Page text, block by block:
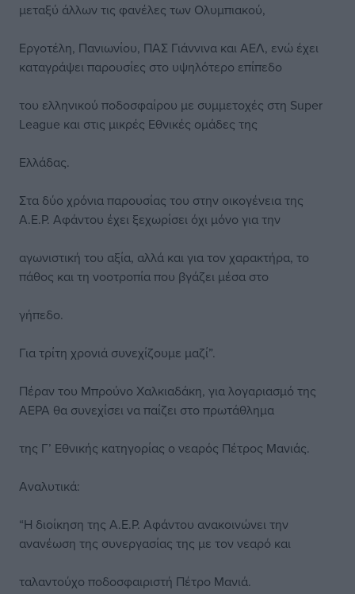
μεταξύ άλλων τις φανέλες των Ολυμπιακού,
Εργοτέλη, Πανιωνίου, ΠΑΣ Γιάννινα και ΑΕΛ, ενώ έχει
καταγράψει παρουσίες στο υψηλότερο επίπεδο
του ελληνικού ποδοσφαίρου με συμμετοχές στη Super
League και στις μικρές Εθνικές ομάδες της
Ελλάδας.
Στα δύο χρόνια παρουσίας του στην οικογένεια της
Α.Ε.Ρ. Αφάντου έχει ξεχωρίσει όχι μόνο για την
αγωνιστική του αξία, αλλά και για τον χαρακτήρα, το
πάθος και τη νοοτροπία που βγάζει μέσα στο
γήπεδο.
Για τρίτη χρονιά συνεχίζουμε μαζί”.
Πέραν του Μπρούνο Χαλκιαδάκη, για λογαριασμό της
ΑΕΡΑ θα συνεχίσει να παίζει στο πρωτάθλημα
της Γ’ Εθνικής κατηγορίας ο νεαρός Πέτρος Μανιάς.
Αναλυτικά:
“Η διοίκηση της Α.Ε.Ρ. Αφάντου ανακοινώνει την
ανανέωση της συνεργασίας της με τον νεαρό και
ταλαντούχο ποδοσφαιριστή Πέτρο Μανιά.